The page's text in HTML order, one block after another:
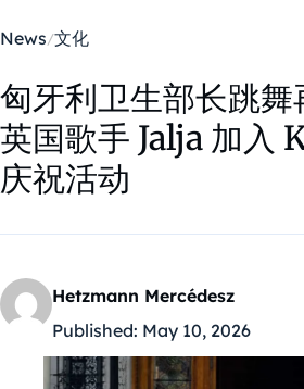
News 文化
匈牙利卫生部长跳舞
英国歌手 Jalja 加入
庆祝活动
Hetzmann Mercédesz
Published: May 10, 2026